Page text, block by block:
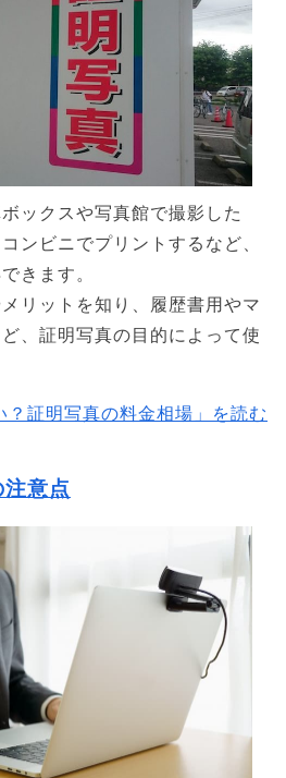
ックスや写真館で撮影した
ンビニでプリントするなど、
きます。
リットを知り、履歴書用やマ
、証明写真の目的によって使
？証明写真の料金相場」を読む
意点